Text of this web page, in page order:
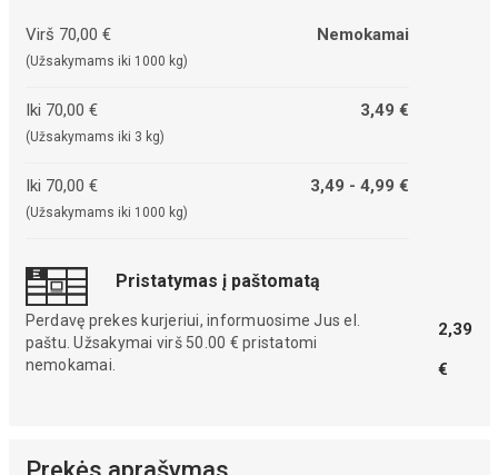
Virš 70,00 €
(Užsakymams iki 1000 kg)
Nemokamai
Iki 70,00 €
(Užsakymams iki 3 kg)
3,49 €
Iki 70,00 €
(Užsakymams iki 1000 kg)
3,49 - 4,99 €
Pristatymas į paštomatą
Perdavę prekes kurjeriui, informuosime Jus el.
paštu. Užsakymai virš 50.00 € pristatomi
nemokamai.
2,39
€